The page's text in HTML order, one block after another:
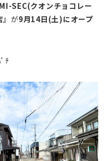
SEC(クオンチョコレー
が9月14日(土)にオープ
ﾁ